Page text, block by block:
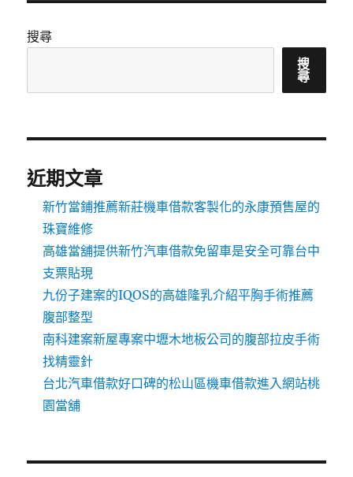
搜尋
搜
尋
近期文章
新竹當鋪推薦新莊機車借款客製化的永康預售屋的
珠寶維修
高雄當舖提供新竹汽車借款免留車是安全可靠台中
支票貼現
九份子建案的IQOS的高雄隆乳介紹平胸手術推薦
腹部整型
南科建案新屋專案中壢木地板公司的腹部拉皮手術
找精靈針
台北汽車借款好口碑的松山區機車借款進入網站桃
園當舖